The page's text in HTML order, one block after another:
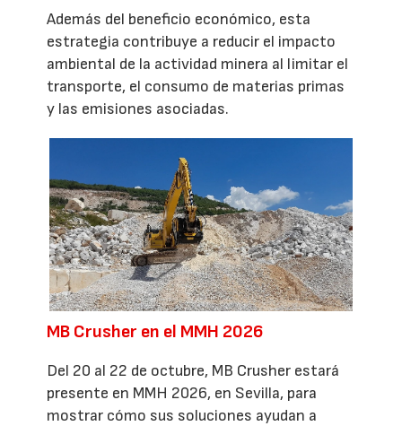
Además del beneficio económico, esta
estrategia contribuye a reducir el impacto
ambiental de la actividad minera al limitar el
transporte, el consumo de materias primas
y las emisiones asociadas.
MB Crusher en el MMH 2026
Del 20 al 22 de octubre, MB Crusher estará
presente en MMH 2026, en Sevilla, para
mostrar cómo sus soluciones ayudan a